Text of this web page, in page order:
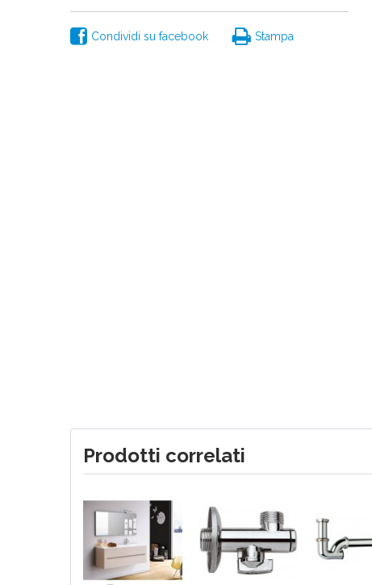
Condividi su facebook Stampa
Prodotti correlati